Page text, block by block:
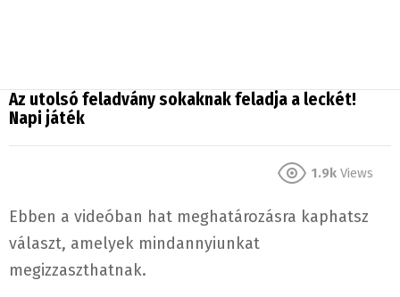
Az utolsó feladvány sokaknak feladja a leckét!
Napi játék
1.9k Views
Ebben a videóban hat meghatározásra kaphatsz
választ, amelyek mindannyiunkat
megizzaszthatnak.